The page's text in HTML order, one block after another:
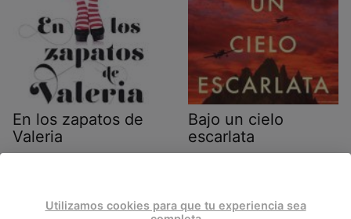
En los zapatos de
Valeria
Bajo un cielo
escarlata
Utilizamos cookies para que tu experiencia sea